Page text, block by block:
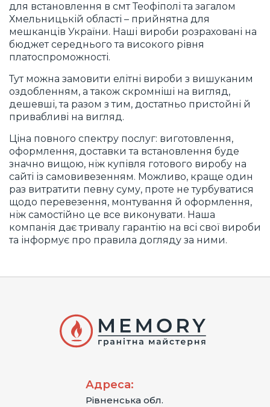
для встановлення в смт Теофіполі та загалом
Хмельницькій області – прийнятна для
мешканців України. Наші вироби розраховані на
бюджет середнього та високого рівня
платоспроможності.
Тут можна замовити елітні вироби з вишуканим
оздобленням, а також скромніші на вигляд,
дешевші, та разом з тим, достатньо пристойні й
привабливі на вигляд.
Ціна повного спектру послуг: виготовлення,
оформлення, доставки та встановлення буде
значно вищою, ніж купівля готового виробу на
сайті із самовивезенням. Можливо, краще один
раз витратити певну суму, проте не турбуватися
щодо перевезення, монтування й оформлення,
ніж самостійно це все виконувати. Наша
компанія дає тривалу гарантію на всі свої вироби
та інформує про правила догляду за ними.
Адреса:
Рівненська обл.